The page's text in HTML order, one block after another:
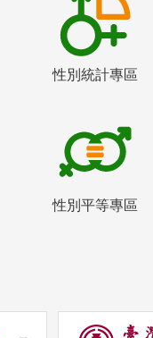
性別統計專區
性別平等專區